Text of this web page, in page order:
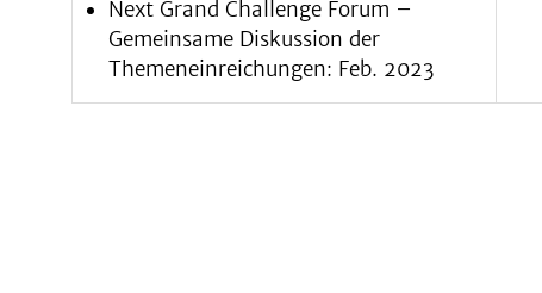
Next Grand Challenge Forum –
Gemeinsame Diskussion der
Themeneinreichungen: Feb. 2023